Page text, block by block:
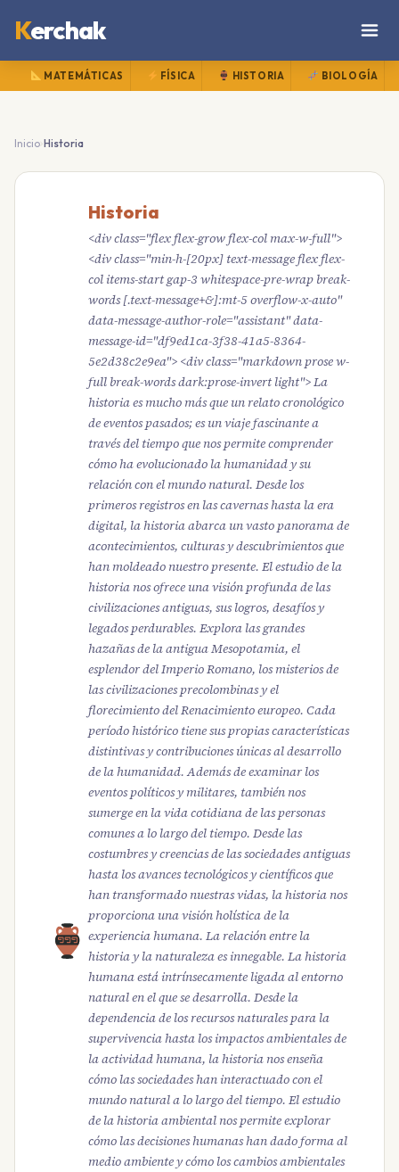
Kerchak
MATEMÁTICAS FÍSICA HISTORIA BIOLOGÍA
Inicio›Historia
Historia
<div class="flex flex-grow flex-col max-w-full">
<div class="min-h-[20px] text-message flex flex-
col items-start gap-3 whitespace-pre-wrap break-
words [.text-message+&]:mt-5 overflow-x-auto"
data-message-author-role="assistant" data-
message-id="df9ed1ca-3f38-41a5-8364-
5e2d38c2e9ea"> <div class="markdown prose w-
full break-words dark:prose-invert light"> La
historia es mucho más que un relato cronológico
de eventos pasados; es un viaje fascinante a
través del tiempo que nos permite comprender
cómo ha evolucionado la humanidad y su
relación con el mundo natural. Desde los
primeros registros en las cavernas hasta la era
digital, la historia abarca un vasto panorama de
acontecimientos, culturas y descubrimientos que
han moldeado nuestro presente. El estudio de la
historia nos ofrece una visión profunda de las
civilizaciones antiguas, sus logros, desafíos y
legados perdurables. Explora las grandes
hazañas de la antigua Mesopotamia, el
esplendor del Imperio Romano, los misterios de
las civilizaciones precolombinas y el
florecimiento del Renacimiento europeo. Cada
período histórico tiene sus propias características
distintivas y contribuciones únicas al desarrollo
de la humanidad. Además de examinar los
eventos políticos y militares, también nos
sumerge en la vida cotidiana de las personas
comunes a lo largo del tiempo. Desde las
costumbres y creencias de las sociedades antiguas
hasta los avances tecnológicos y científicos que
han transformado nuestras vidas, la historia nos
proporciona una visión holística de la
experiencia humana. La relación entre la
historia y la naturaleza es innegable. La historia
humana está intrínsecamente ligada al entorno
natural en el que se desarrolla. Desde la
dependencia de los recursos naturales para la
supervivencia hasta los impactos ambientales de
la actividad humana, la historia nos enseña
cómo las sociedades han interactuado con el
mundo natural a lo largo del tiempo. El estudio
de la historia ambiental nos permite explorar
cómo las decisiones humanas han dado forma al
medio ambiente y cómo los cambios ambientales